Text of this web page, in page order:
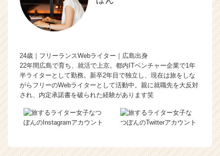
24歳｜フリーランスWebライター｜広島出身
22年間広島で育ち、就活で上京。都内ITベンチャー企業で1年
半ライターとして勤務。新卒2年目で独立し、現在は旅をしな
がらフリーのWebライターとして活動中。親に就職先を大反対
され、内定承諾書を破られた経験があります笑